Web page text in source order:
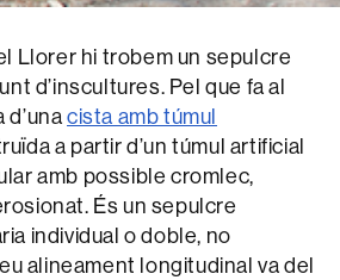
Llorer hi trobem un sepulcre
d’inscultures. Pel que fa al
d’unacista amb túmul
a partir d’un túmul artificial
amb possible cromlec,
És un sepulcre
individual o doble, no
alineament longitudinal va del